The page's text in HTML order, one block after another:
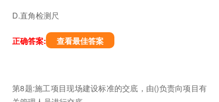
D.直角检测尺
正确答案: 查看最佳答案
第8题:施工项目现场建设标准的交底，由()负责向项目有